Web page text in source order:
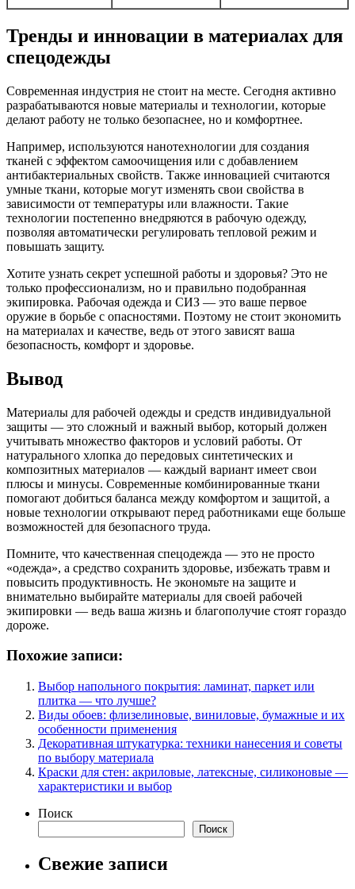
Тренды и инновации в материалах для
спецодежды
Современная индустрия не стоит на месте. Сегодня активно
разрабатываются новые материалы и технологии, которые
делают работу не только безопаснее, но и комфортнее.
Например, используются нанотехнологии для создания
тканей с эффектом самоочищения или с добавлением
антибактериальных свойств. Также инновацией считаются
умные ткани, которые могут изменять свои свойства в
зависимости от температуры или влажности. Такие
технологии постепенно внедряются в рабочую одежду,
позволяя автоматически регулировать тепловой режим и
повышать защиту.
Хотите узнать секрет успешной работы и здоровья? Это не
только профессионализм, но и правильно подобранная
экипировка. Рабочая одежда и СИЗ — это ваше первое
оружие в борьбе с опасностями. Поэтому не стоит экономить
на материалах и качестве, ведь от этого зависят ваша
безопасность, комфорт и здоровье.
Вывод
Материалы для рабочей одежды и средств индивидуальной
защиты — это сложный и важный выбор, который должен
учитывать множество факторов и условий работы. От
натурального хлопка до передовых синтетических и
композитных материалов — каждый вариант имеет свои
плюсы и минусы. Современные комбинированные ткани
помогают добиться баланса между комфортом и защитой, а
новые технологии открывают перед работниками еще больше
возможностей для безопасного труда.
Помните, что качественная спецодежда — это не просто
«одежда», а средство сохранить здоровье, избежать травм и
повысить продуктивность. Не экономьте на защите и
внимательно выбирайте материалы для своей рабочей
экипировки — ведь ваша жизнь и благополучие стоят гораздо
дороже.
Похожие записи:
Выбор напольного покрытия: ламинат, паркет или
плитка — что лучше?
Виды обоев: флизелиновые, виниловые, бумажные и их
особенности применения
Декоративная штукатурка: техники нанесения и советы
по выбору материала
Краски для стен: акриловые, латексные, силиконовые —
характеристики и выбор
Поиск
Поиск
Свежие записи